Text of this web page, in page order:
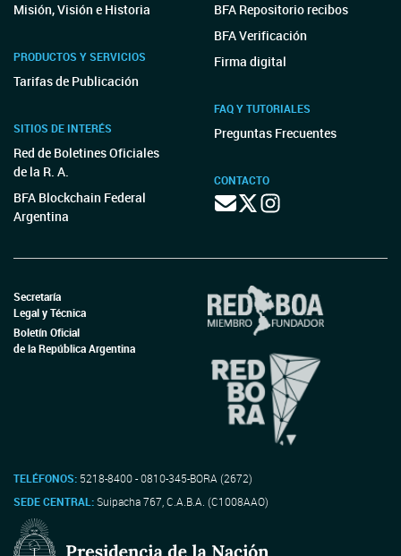
Misión, Visión e Historia
PRODUCTOS Y SERVICIOS
Tarifas de Publicación
SITIOS DE INTERÉS
Red de Boletines Oficiales
de la R. A.
BFA Blockchain Federal
Argentina
BFA Repositorio recibos
BFA Verificación
Firma digital
FAQ Y TUTORIALES
Preguntas Frecuentes
CONTACTO
Secretaría
Legal y Técnica
Boletín Oficial
de la República Argentina
TELÉFONOS: 5218-8400 - 0810-345-BORA (2672)
SEDE CENTRAL:Suipacha 767, C.A.B.A. (C1008AAO)